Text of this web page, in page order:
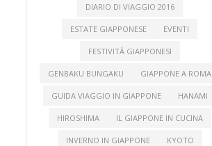
DIARIO DI VIAGGIO 2016
ESTATE GIAPPONESE EVENTI
FESTIVITÀ GIAPPONESI
GENBAKU BUNGAKU GIAPPONE A ROMA
GUIDA VIAGGIO IN GIAPPONE HANAMI
HIROSHIMA IL GIAPPONE IN CUCINA
INVERNO IN GIAPPONE KYOTO